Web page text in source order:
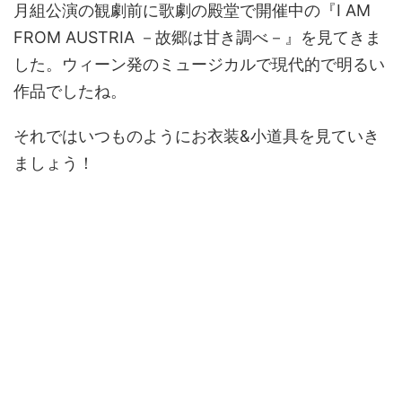
月組公演の観劇前に歌劇の殿堂で開催中の『I AM
FROM AUSTRIA －故郷は甘き調べ－』を見てきま
した。ウィーン発のミュージカルで現代的で明るい
作品でしたね。
それではいつものようにお衣装&小道具を見ていき
ましょう！